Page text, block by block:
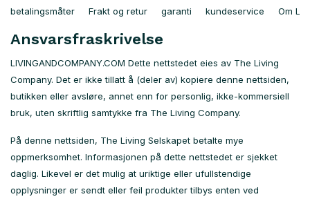
betalingsmåter Frakt og retur garanti kundeservice Om
Ansvarsfraskrivelse
LIVINGANDCOMPANY.COM Dette nettstedet eies av The Living
Company. Det er ikke tillatt å (deler av) kopiere denne nettsiden,
butikken eller avsløre, annet enn for personlig, ikke-kommersiell
bruk, uten skriftlig samtykke fra The Living Company.
På denne nettsiden, The Living Selskapet betalte mye
oppmerksomhet. Informasjonen på dette nettstedet er sjekket
daglig. Likevel er det mulig at uriktige eller ufullstendige
opplysninger er sendt eller feil produkter tilbys enten ved